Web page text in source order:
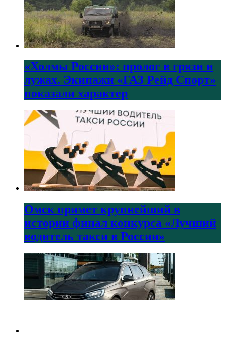
«Холмы России»: пролог в грязи и
лужах. Экипажи «ГАЗ Рейд Спорт»
показали характер
Омск примет крупнейший в
истории финал конкурса «Лучший
водитель такси в России»